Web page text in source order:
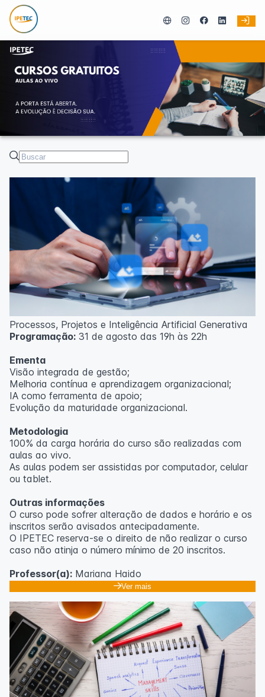
Processos, Projetos e Inteligência Artificial Generativa
Programação: 31 de agosto das 19h às 22h
Ementa
Visão integrada de gestão;
Melhoria contínua e aprendizagem organizacional;
IA como ferramenta de apoio;
Evolução da maturidade organizacional.
Metodologia
100% da carga horária do curso são realizadas com
aulas ao vivo.
As aulas podem ser assistidas por computador, celular
ou tablet.
Outras informações
O curso pode sofrer alteração de dados e horário e os
inscritos serão avisados ​​antecipadamente.
O IPETEC reserva-se o direito de não realizar o curso
caso não atinja o número mínimo de 20 inscritos.
Professor(a): Mariana Haido
Ver mais